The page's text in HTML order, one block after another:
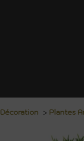
Décoration > Plantes